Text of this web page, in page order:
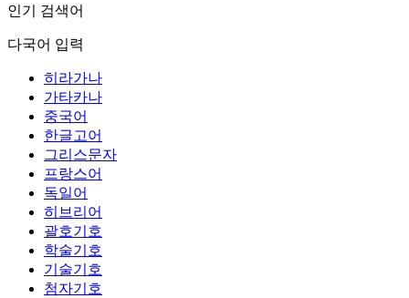
인기 검색어
다국어 입력
히라가나
가타카나
중국어
한글고어
그리스문자
프랑스어
독일어
히브리어
괄호기호
학술기호
기술기호
첨자기호